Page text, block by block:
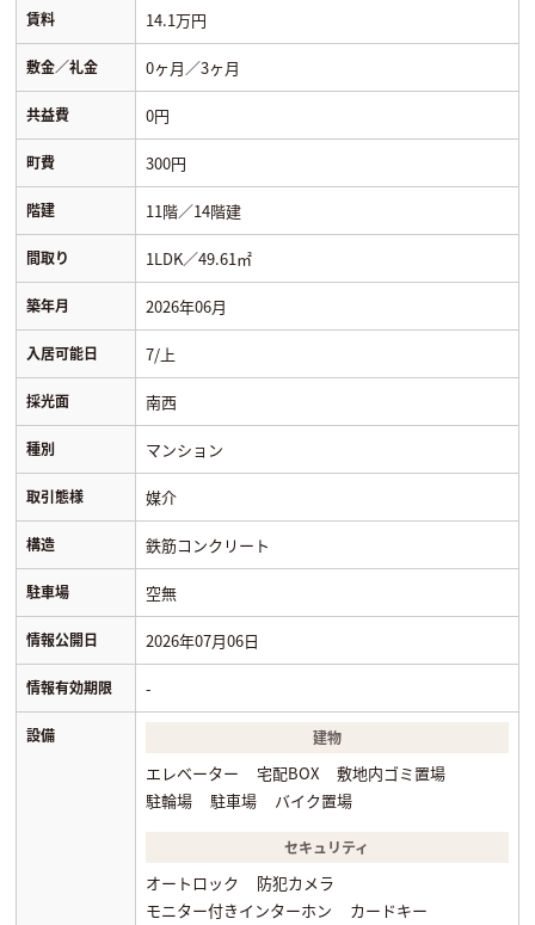
賃料 14.1万円
敷金／礼金 0ヶ月／3ヶ月
共益費 0円
町費 300円
階建 11階／14階建
間取り 1LDK／49.61㎡
築年月 2026年06月
入居可能日 7/上
採光面 南西
種別 マンション
取引態様 媒介
構造 鉄筋コンクリート
駐車場 空無
情報公開日 2026年07月06日
情報有効期限 -
設備 建物
エレベーター 宅配BOX
敷地内ゴミ置場
駐輪場
駐車場 バイク置場
セキュリティ
オートロック
防犯カメラ
モニター付きインターホン
カードキー